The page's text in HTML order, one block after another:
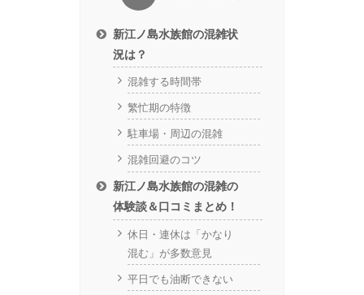
新江ノ島水族館の混雑状
況は？
混雑する時間帯
繁忙期の特徴
駐車場・周辺の混雑
混雑回避のコツ
新江ノ島水族館の混雑の
体験談＆口コミまとめ！
休日・連休は「かなり
混む」が多数意見
平日でも油断できない